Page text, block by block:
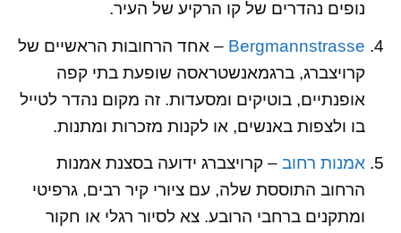
נופים נהדרים של קו הרקיע של העיר.
Bergmannstrasse – אחד הרחובות הראשיים של
קרויצברג, ברגמאנשטראסה שופעת בתי קפה
אופנתיים, בוטיקים ומסעדות. זה מקום נהדר לטייל
בו ולצפות באנשים, או לקנות מזכרות ומתנות.
אמנות רחוב– קרויצברג ידועה בסצנת אמנות
הרחוב התוססת שלה, עם ציורי קיר רבים, גרפיטי
ומתקנים ברחבי הרובע. צא לסיור רגלי או חקור